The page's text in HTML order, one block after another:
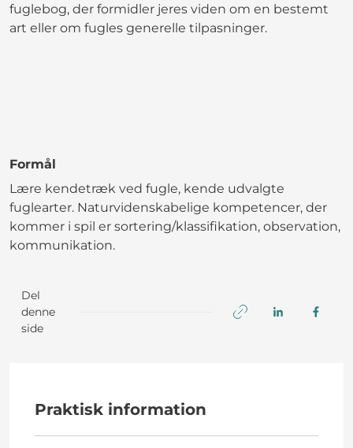
fuglebog, der formidler jeres viden om en bestemt
art eller om fugles generelle tilpasninger.
Formål
Lære kendetræk ved fugle, kende udvalgte
fuglearter. Naturvidenskabelige kompetencer, der
kommer i spil er sortering/klassifikation, observation,
kommunikation.
Del
denne
side
Praktisk information